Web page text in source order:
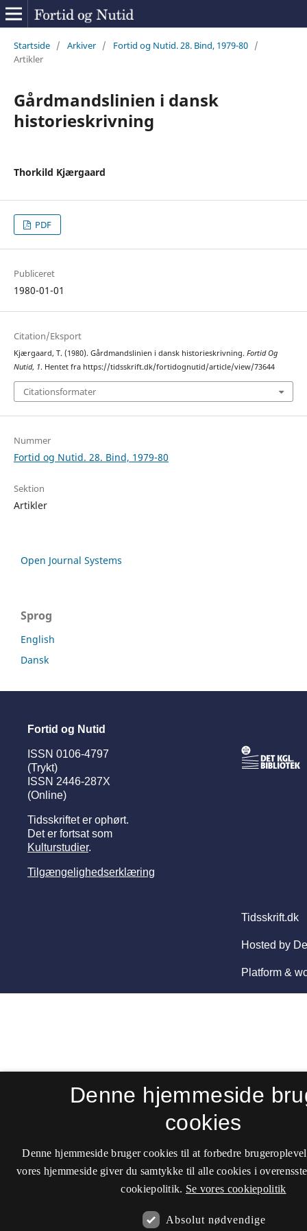
Startside / Arkiver / Fortid og Nutid. 28. Bind, 1979-80 /
Artikler
Gårdmandslinien i dansk
historieskrivning
Thorkild Kjærgaard
PDF
Publiceret
1980-01-01
Citation/Eksport
Kjærgaard, T. (1980). Gårdmandslinien i dansk historieskrivning. Fortid Og
Nutid, 1. Hentet fra https://tidsskrift.dk/fortidognutid/article/view/73644
Citationsformater
Nummer
Fortid og Nutid. 28. Bind, 1979-80
Sektion
Artikler
Open Journal Systems
Sprog
English
Dansk
Fortid og Nutid
ISSN 0106-4797
(Trykt)
ISSN 2446-287X
(Online)
Tidsskriftet er ophørt.
Det er fortsat som
Kulturstudier.
Tilgængelighedserklæring
Denne hjemmeside
cookies
Denne hjemmeside bruger cookies til at forbedre
vores hjemmeside giver du samtykke til alle cookies i
cookiepolitik. Se vores cookiepolitik
Absolut nødvendige